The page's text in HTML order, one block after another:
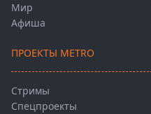
Мир
Афиша
ПРОЕКТЫ METRO
Стримы
Спецпроекты